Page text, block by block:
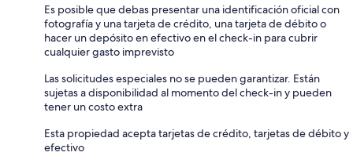
Es posible que debas presentar una identificación oficial con
fotografía y una tarjeta de crédito, una tarjeta de débito o
hacer un depósito en efectivo en el check-in para cubrir
cualquier gasto imprevisto
Las solicitudes especiales no se pueden garantizar. Están
sujetas a disponibilidad al momento del check-in y pueden
tener un costo extra
Esta propiedad acepta tarjetas de crédito, tarjetas de débito y
efectivo